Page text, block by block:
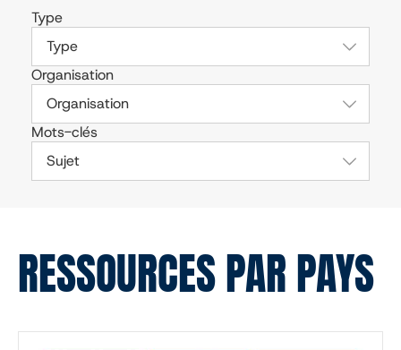
Type
Type
Organisation
Organisation
Mots-clés
Sujet
RESSOURCES PAR PAYS